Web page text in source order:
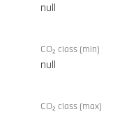
null
CO₂ class (min)
null
CO₂ class (max)